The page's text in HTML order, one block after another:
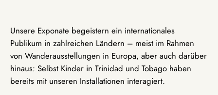
Unsere Exponate begeistern ein internationales
Publikum in zahlreichen Ländern – meist im Rahmen
von Wanderausstellungen in Europa, aber auch darüber
hinaus: Selbst Kinder in Trinidad und Tobago haben
bereits mit unseren Installationen interagiert.